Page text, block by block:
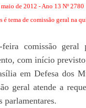
de 2012 - Ano 13 Nº 2780
tema de comissão geral na
comissão geral
com início
em Defesa dos
geral atende a